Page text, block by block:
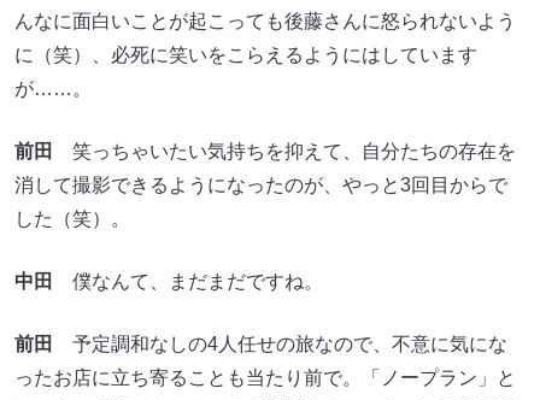
んなに面白いことが起こっても後藤さんに怒られないよう
に（笑）、必死に笑いをこらえるようにはしています
が……。
前田
笑っちゃいたい気持ちを抑えて、自分たちの存在を
消して撮影できるようになったのが、やっと3回目からで
した（笑）。
中田 僕なんて、まだまだですね。
前田
予定調和なしの4人任せの旅なので、不意に気にな
ったお店に立ち寄ることも当たり前で。「ノープラン」と